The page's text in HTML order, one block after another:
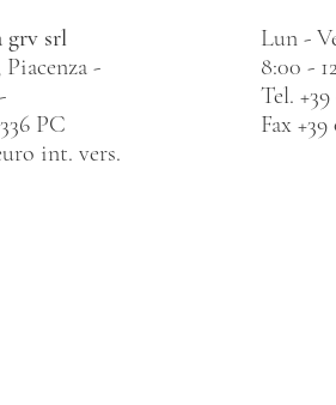
grv srl
-
PC
int. vers.
Lun -
8:00 -
Tel. +39
Fax